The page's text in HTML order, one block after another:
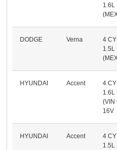
1.6L
DODGE Verna
4
1.5L
HYUNDAI Accent
4
1.6L
(VIN
16V
HYUNDAI Accent
4
1.5L